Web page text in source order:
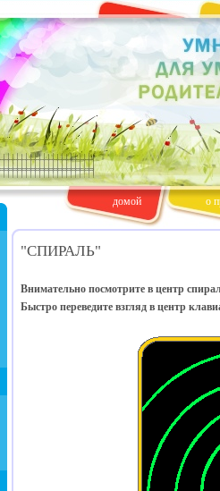
домой
о
"СПИРАЛЬ"
Внимательно посмотрите в центр
Быстро переведите взгляд в центр